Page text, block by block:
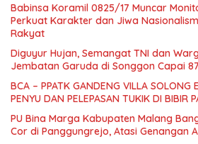
Babinsa Koramil 0825/17 Muncar
Perkuat Karakter dan Jiwa
Rakyat
Diguyur Hujan, Semangat TNI dan
Jembatan Garuda di Songgon Capai
BCA – PPATK GANDENG VILLA SOLONG
PENYU DAN PELEPASAN TUKIK DI BIBIR
PU Bina Marga Kabupaten Malang
Cor di Panggungrejo, Atasi Genangan